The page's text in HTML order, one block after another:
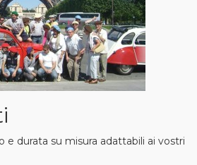
e durata su misura adattabili ai vostri